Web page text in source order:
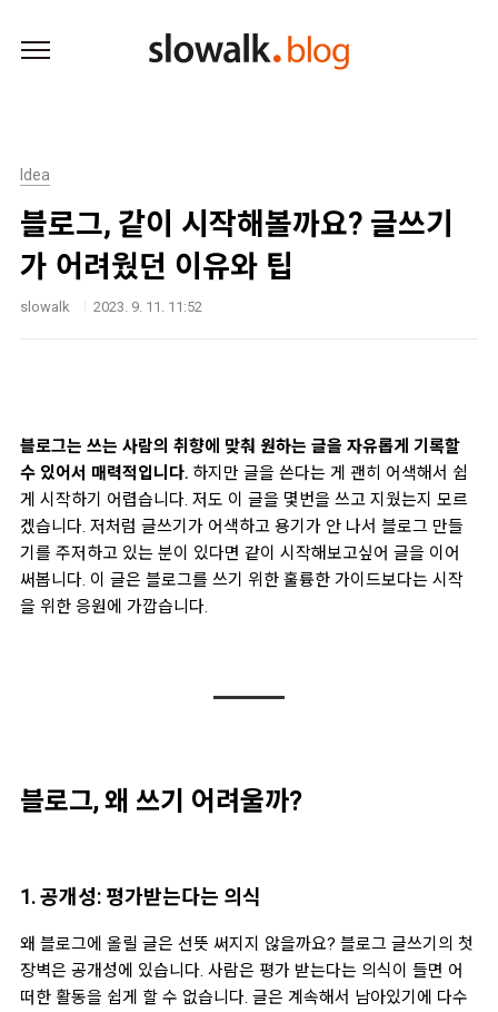
Idea
블로그, 같이 시작해볼까요? 글쓰기
가 어려웠던 이유와 팁
slowalk 2023. 9. 11. 11:52
블로그는 쓰는 사람의 취향에 맞춰 원하는 글을 자유롭게 기록할
수 있어서 매력적입니다. 하지만 글을 쓴다는 게 괜히 어색해서 쉽
게 시작하기 어렵습니다. 저도 이 글을 몇번을 쓰고 지웠는지 모르
겠습니다. 저처럼 글쓰기가 어색하고 용기가 안 나서 블로그 만들
기를 주저하고 있는 분이 있다면 같이 시작해보고싶어 글을 이어
써봅니다. 이 글은 블로그를 쓰기 위한 훌륭한 가이드보다는 시작
을 위한 응원에 가깝습니다.
블로그, 왜 쓰기 어려울까?
1. 공개성: 평가받는다는 의식
왜 블로그에 올릴 글은 선뜻 써지지 않을까요? 블로그 글쓰기의 첫
장벽은 공개성에 있습니다. 사람은 평가 받는다는 의식이 들면 어
떠한 활동을 쉽게 할 수 없습니다. 글은 계속해서 남아있기에 다수